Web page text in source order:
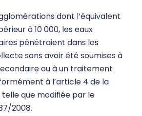
dont l’équivalent
à 10 000, les eaux
pénétraient dans les
sans avoir été soumises à
ou à un traitement
à l’article 4 de la
telle que modifiée par le
2008.